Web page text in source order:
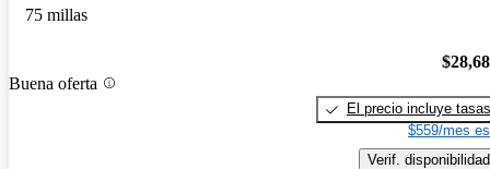
75 millas
Buena oferta
El precio incluye tasas
$559/mes
Verif. disponibilidad